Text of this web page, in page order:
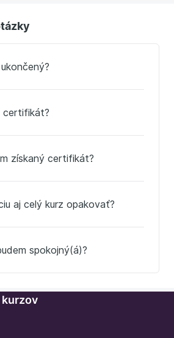
certifikát?
získaný certifikát?
aj celý kurz opakovať?
spokojný(á)?